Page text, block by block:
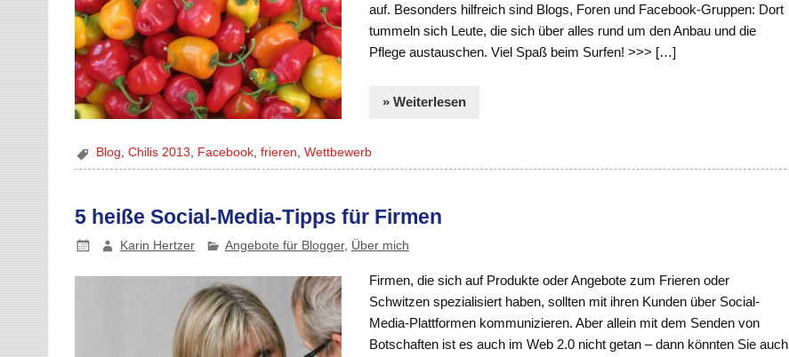
auf. Besonders hilfreich sind Blogs, Foren und Facebook-Gruppen: Dort
tummeln sich Leute, die sich über alles rund um den Anbau und die
Pflege austauschen. Viel Spaß beim Surfen! >>> […]
» Weiterlesen
Blog,Chilis 2013, Facebook,frieren,Wettbewerb
5 heiße Social-Media-Tipps für Firmen
Karin Hertzer Angebote für Blogger, Über mich
Firmen, die sich auf Produkte oder Angebote zum Frieren oder
Schwitzen spezialisiert haben, sollten mit ihren Kunden über Social-
Media-Plattformen kommunizieren. Aber allein mit dem Senden von
Botschaften ist es auch im Web 2.0 nicht getan – dann könnten Sie auch